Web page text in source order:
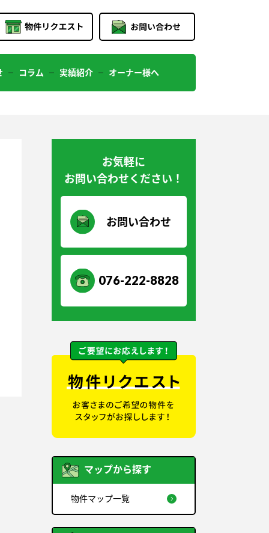
コラム 実績紹介 オーナー様へ
お気軽に
お問い合わせください！
お問い合わせ
076-222-8828
マップから探す
物件マップ一覧